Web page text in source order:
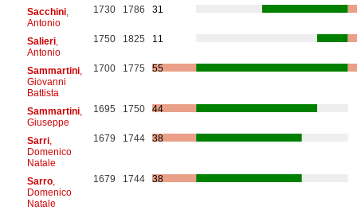
Sacchini,
Antonio
1730 1786 31
Salieri,
Antonio
1750 1825 11
Sammartini,
Giovanni
Battista
1700 1775 55
Sammartini,
Giuseppe
1695 1750 44
Sarri,
Domenico
Natale
1679 1744 38
Sarro,
Domenico
Natale
1679 1744 38